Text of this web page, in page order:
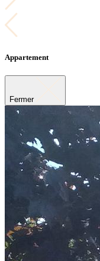
Appartement
Fermer